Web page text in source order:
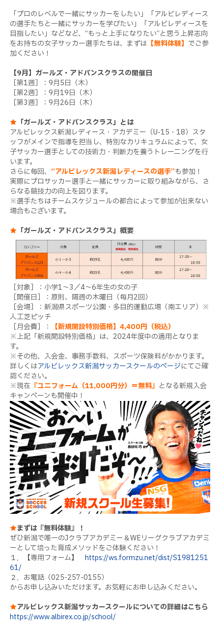
「プロのレベルで一緒にサッカーをしたい」「アルビレディース
の選手たちと一緒にサッカーを学びたい」「アルビレディースを
目指したい」などなど、“もっと上手になりたい”と思う上昇志向
をお持ちの女子サッカー選手たちは、まずは 【無料体験】 でご参
加ください！
【9月】ガールズ・アドバンスクラスの開催日
［第1週］：9月5日（木）
［第2週］：9月19日（木）
［第3週］：9月26日（木）
★ 「ガールズ・アドバンスクラス」とは
アルビレックス新潟レディース・アカデミー（U-15・18）スタ
ッフがメインで指導を担当し、特別なカリキュラムによって、女
子サッカー選手としての技術力・判断力を養うトレーニングを行
います。
さらに毎回、 “アルビレックス新潟レディースの選手”も参加！
実際にプロサッカー選手と一緒にサッカーに取り組みながら、さ
らなる競技力の向上を図ります。
※選手たちはチームスケジュールの都合によって参加が出来ない
場合もございます。
★ 「ガールズ・アドバンスクラス」概要
［対象］：小学1～3／4～6年生の女の子
［開催日］：原則、隔週の木曜日（毎月2回）
［会場］：新潟県スポーツ公園・多目的運動広場（南エリア）※
人工芝ピッチ
［月会費］：
【新規開設特別価格】4,400円（税込）
※上記「新規開設特別価格」は、2024年度中の適用となりま
す。
※その他、入会金、事務手数料、スポーツ保険料がかかります。
詳しくはアルビレックス新潟サッカースクールのページにてご確
認ください。
※現在 『ユニフォーム（11,000円分）＝無料』 となる新規入会
キャンペーンも開催中！
★まずは『無料体験』！
ぜひ新潟で唯一のJクラブアカデミー＆WEリーグクラブアカデミ
ーとして培った育成メソッドをご体験ください！
１．【専用フォーム】 https://ws.formzu.net/dist/S1981251
61/
２．お電話（025-257-0155）
からお申し込みいただけます。お気軽にお申し込みください。
★アルビレックス新潟サッカースクールについての詳細はこちら
https://www.albirex.co.jp/school/